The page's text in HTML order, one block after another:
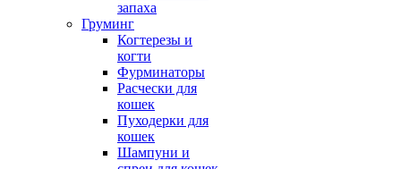
запаха
Груминг
Когтерезы и
когти
Фурминаторы
Расчески для
кошек
Пуходерки для
кошек
Шампуни и